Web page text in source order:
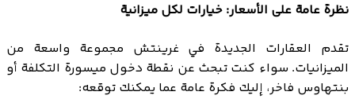
نظرة عامة على الأسعار: خيارات لكل ميزانية
تقدم العقارات الجديدة في غرينتش مجموعة واسعة من
الميزانيات. سواء كنت تبحث عن نقطة دخول ميسورة التكلفة أو
بنتهاوس فاخر، إليك فكرة عامة عما يمكنك توقعه: